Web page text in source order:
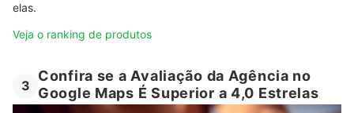
elas.
Veja o ranking de produtos
3
Confira se a Avaliação da Agência no
Google Maps É Superior a 4,0 Estrelas